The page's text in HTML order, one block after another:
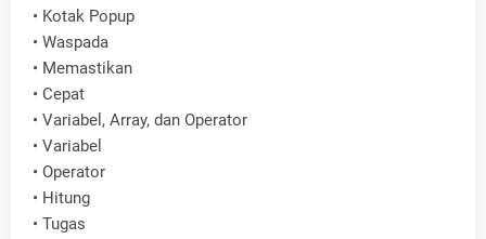
• Kotak Popup
• Waspada
• Memastikan
• Cepat
• Variabel, Array, dan Operator
• Variabel
• Operator
• Hitung
• Tugas